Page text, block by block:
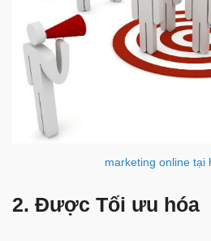
marketing online tại
2. Được Tối ưu hóa